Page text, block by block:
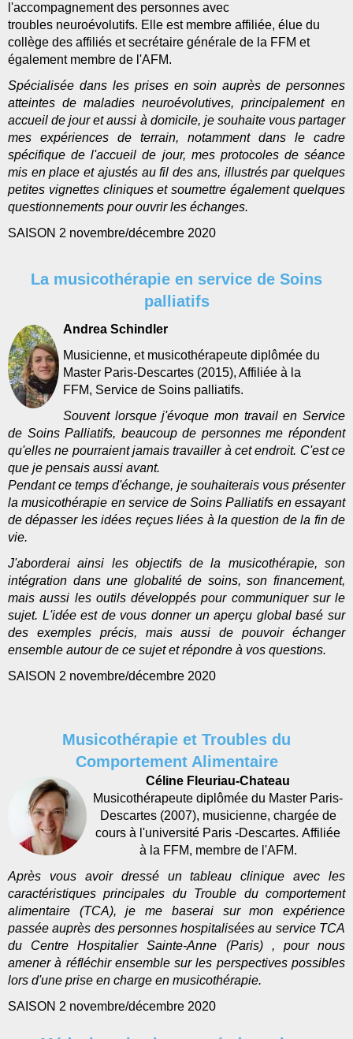
l'accompagnement des personnes avec
troubles neuroévolutifs. Elle est membre affiliée, élue du
collège des affiliés et secrétaire générale de la FFM et
également membre de l'AFM.
Spécialisée dans les prises en soin auprès de personnes
atteintes de maladies neuroévolutives, principalement en
accueil de jour et aussi à domicile, je souhaite vous partager
mes expériences de terrain, notamment dans le cadre
spécifique de l'accueil de jour, mes protocoles de séance
mis en place et ajustés au fil des ans, illustrés par quelques
petites vignettes cliniques et soumettre également quelques
questionnements pour ouvrir les échanges.
SAISON 2 novembre/décembre 2020
La musicothérapie en service de Soins
palliatifs
Andrea Schindler
Musicienne, et musicothérapeute diplômée du
Master Paris-Descartes (2015), Affiliée à la
FFM, Service de Soins palliatifs.
Souvent lorsque j'évoque mon travail en Service
de Soins Palliatifs, beaucoup de personnes me répondent
qu'elles ne pourraient jamais travailler à cet endroit. C'est ce
que je pensais aussi avant.
Pendant ce temps d'échange, je souhaiterais vous présenter
la musicothérapie en service de Soins Palliatifs en essayant
de dépasser les idées reçues liées à la question de la fin de
vie.
J'aborderai ainsi les objectifs de la musicothérapie, son
intégration dans une globalité de soins, son financement,
mais aussi les outils développés pour communiquer sur le
sujet. L'idée est de vous donner un aperçu global basé sur
des exemples précis, mais aussi de pouvoir échanger
ensemble autour de ce sujet et répondre à vos questions.
SAISON 2 novembre/décembre 2020
Musicothérapie et Troubles du
Comportement Alimentaire
Céline Fleuriau-Chateau
Musicothérapeute diplômée du Master Paris-
Descartes (2007), musicienne, chargée de
cours à l'université Paris -Descartes. Affiliée
à la FFM, membre de l'AFM.
Après vous avoir dressé un tableau clinique avec les
caractéristiques principales du Trouble du comportement
alimentaire (TCA), je me baserai sur mon expérience
passée auprès des personnes hospitalisées au service TCA
du Centre Hospitalier Sainte-Anne (Paris) , pour nous
amener à réfléchir ensemble sur les perspectives possibles
lors d'une prise en charge en musicothérapie.
SAISON 2 novembre/décembre 2020